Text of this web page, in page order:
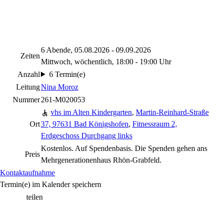
Zeiten
6 Abende, 05.08.2026 - 09.09.2026
Mittwoch, wöchentlich, 18:00 - 19:00 Uhr
Anzahl
6 Termin(e)
LeitungNina Moroz
Nummer261-M020053
Ort
vhs im Alten Kindergarten, Martin-Reinhard-Straße
37, 97631 Bad Königshofen, Fitnessraum 2,
Erdgeschoss Durchgang links
Preis
Kostenlos. Auf Spendenbasis. Die Spenden gehen ans
Mehrgenerationenhaus Rhön-Grabfeld.
Kontaktaufnahme
Termin(e) im Kalender speichern
teilen